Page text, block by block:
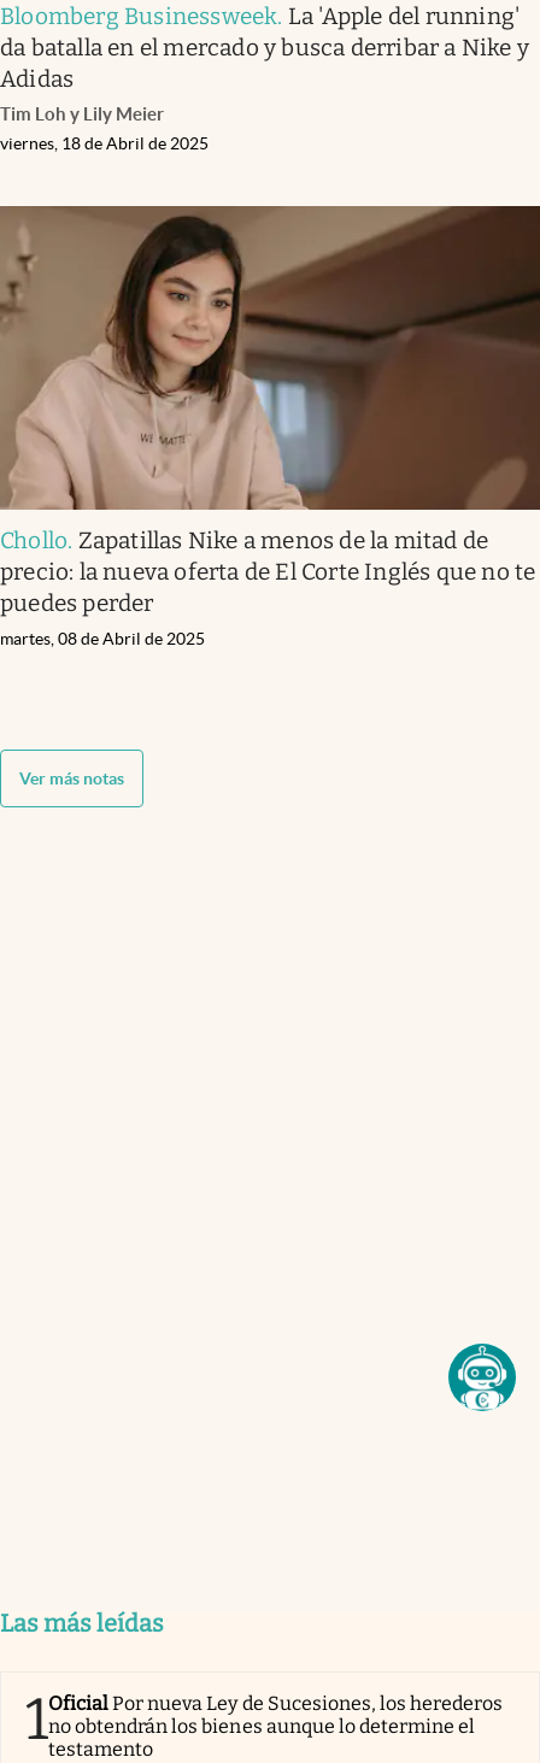
Bloomberg Businessweek. La 'Apple del running'
da batalla en el mercado y busca derribar a Nike y
Adidas
Tim Loh y Lily Meier
viernes, 18 de Abril de 2025
Chollo. Zapatillas Nike a menos de la mitad de
precio: la nueva oferta de El Corte Inglés que no te
puedes perder
martes, 08 de Abril de 2025
Ver más notas
Las más leídas
1OficialPor nueva Ley de Sucesiones, los herederos
no obtendrán los bienes aunque lo determine el
testamento